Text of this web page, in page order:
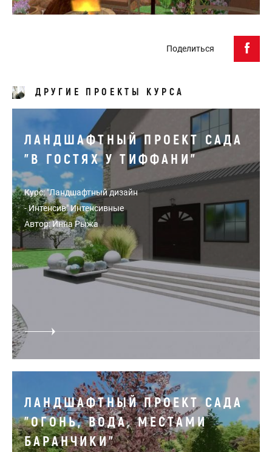
Поделиться
ДРУГИЕ ПРОЕКТЫ КУРСА
ЛАНДШАФТНЫЙ ПРОЕКТ САДА
"В ГОСТЯХ У ТИФФАНИ"
Курс: "Ландшафтный дизайн
- Интенсив" Интенсивные
Автор: Инна Рыжа
ЛАНДШАФТНЫЙ ПРОЕКТ САДА
"ОГОНЬ, ВОДА, МЕСТАМИ
БАРАНЧИКИ"